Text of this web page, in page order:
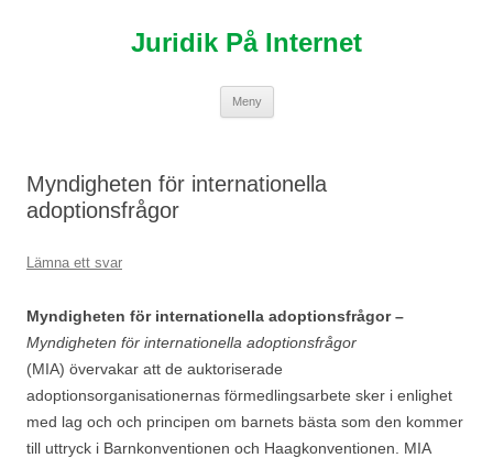
Juridik På Internet
Meny
Myndigheten för internationella
adoptionsfrågor
Lämna ett svar
Myndigheten för internationella adoptionsfrågor –
Myndigheten för internationella adoptionsfrågor
(MIA) övervakar att de auktoriserade
adoptionsorganisationernas förmedlingsarbete sker i enlighet
med lag och och principen om barnets bästa som den kommer
till uttryck i Barnkonventionen och Haagkonventionen. MIA